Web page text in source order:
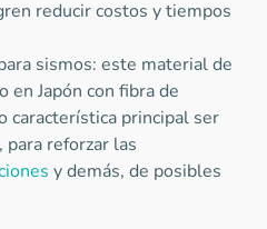
reducir costos y tiempos
sismos: este material de
en Japón con fibra de
característica principal ser
reforzar las
y demás, de posibles